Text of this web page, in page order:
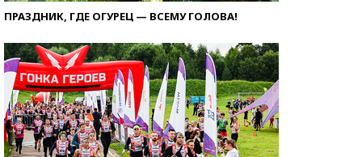
ПРАЗДНИК, ГДЕ ОГУРЕЦ — ВСЕМУ ГОЛОВА!